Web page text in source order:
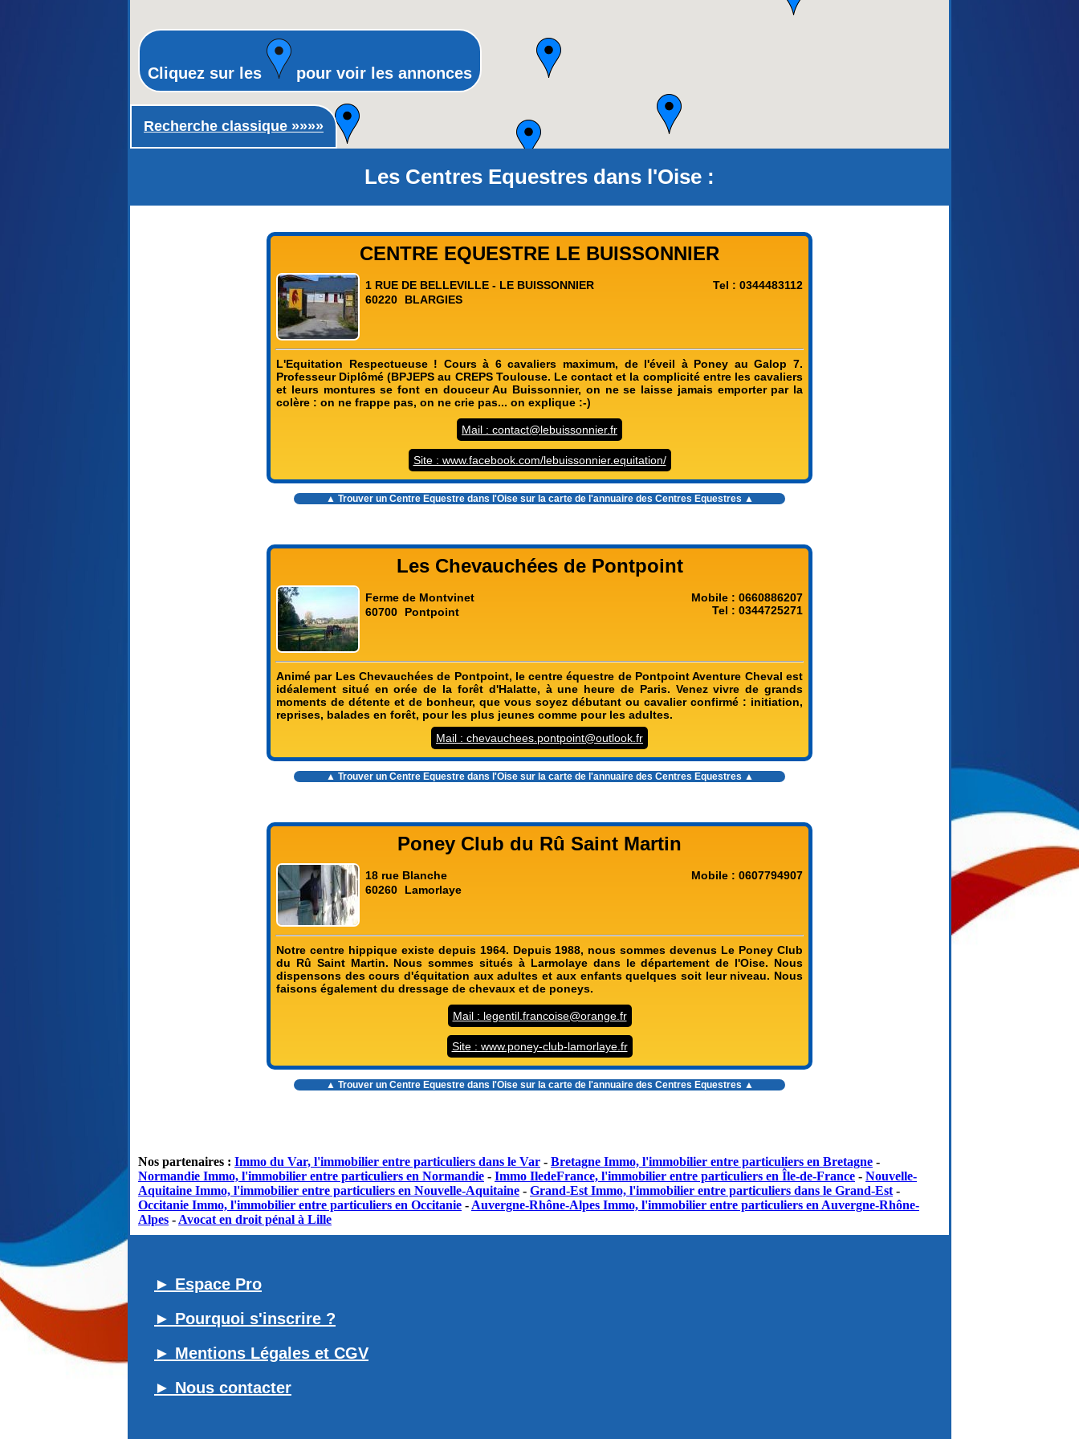
Recherche classique ►
Recherche classique »»»»
Cliquez sur les pour voir les annonces
Les Centres Equestres dans l'Oise :
CENTRE EQUESTRE LE BUISSONNIER
1 RUE DE BELLEVILLE - LE BUISSONNIER
60220
BLARGIES
Tel : 0344483112
L'Equitation Respectueuse ! Cours à 6 cavaliers maximum, de l'éveil à Poney au Galop 7.
Professeur Diplômé (BPJEPS au CREPS Toulouse. Le contact et la complicité entre les cavaliers
et leurs montures se font en douceur Au Buissonnier, on ne se laisse jamais emporter par la
colère : on ne frappe pas, on ne crie pas... on explique :-)
Mail : contact@lebuissonnier.fr
Site : www.facebook.com/lebuissonnier.equitation/
▲ Trouver un Centre Equestre dans l'Oisesur la carte de l'annuaire des Centres Equestres ▲
Les Chevauchées de Pontpoint
Ferme de Montvinet
60700
Pontpoint
Mobile : 0660886207
Tel : 0344725271
Animé par Les Chevauchées de Pontpoint, le centre équestre de Pontpoint Aventure Cheval est
idéalement situé en orée de la forêt d'Halatte, à une heure de Paris. Venez vivre de grands
moments de détente et de bonheur, que vous soyez débutant ou cavalier confirmé : initiation,
reprises, balades en forêt, pour les plus jeunes comme pour les adultes.
Mail : chevauchees.pontpoint@outlook.fr
▲ Trouver un Centre Equestre dans l'Oisesur la carte de l'annuaire des Centres Equestres ▲
Poney Club du Rû Saint Martin
18 rue Blanche
60260
Lamorlaye
Mobile : 0607794907
Notre centre hippique existe depuis 1964. Depuis 1988, nous sommes devenus Le Poney Club
du Rû Saint Martin. Nous sommes situés à Larmolaye dans le département de l'Oise. Nous
dispensons des cours d'équitation aux adultes et aux enfants quelques soit leur niveau. Nous
faisons également du dressage de chevaux et de poneys.
Mail : legentil.francoise@orange.fr
Site : www.poney-club-lamorlaye.fr
▲ Trouver un Centre Equestre dans l'Oisesur la carte de l'annuaire des Centres Equestres ▲
Nos partenaires : Immo du Var, l'immobilier entre particuliers dans le Var - Bretagne Immo, l'immobilier entre particuliers en Bretagne -
Normandie Immo, l'immobilier entre particuliers en Normandie - Immo IledeFrance, l'immobilier entre particuliers en Île-de-France - Nouvelle-
Aquitaine Immo, l'immobilier entre particuliers en Nouvelle-Aquitaine - Grand-Est Immo, l'immobilier entre particuliers dans le Grand-Est -
Occitanie Immo, l'immobilier entre particuliers en Occitanie - Auvergne-Rhône-Alpes Immo, l'immobilier entre particuliers en Auvergne-Rhône-
Alpes - Avocat en droit pénal à Lille
► Espace Pro
► Pourquoi s'inscrire ?
► Mentions Légales et CGV
► Nous contacter